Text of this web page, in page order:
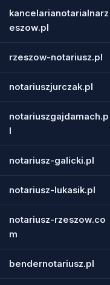
kancelarianotarialnarz
eszow.pl
rzeszow-notariusz.pl
notariuszjurczak.pl
notariuszgajdamach.p
l
notariusz-galicki.pl
notariusz-lukasik.pl
notariusz-rzeszow.co
m
bendernotariusz.pl